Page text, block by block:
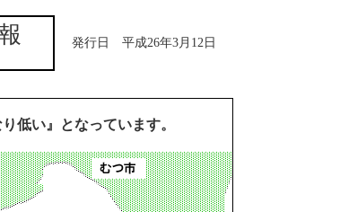
発行日 平成26年3月12日
低い』となっています。